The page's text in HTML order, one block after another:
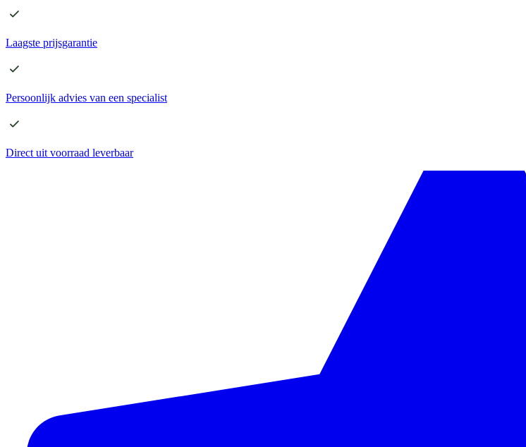
Laagste prijsgarantie
Persoonlijk advies van een specialist
Direct uit voorraad leverbaar